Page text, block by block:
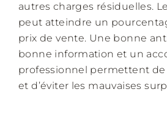
autres charges résiduelles.
peut atteindre un
prix de vente. Une bonne
bonne information et un
professionnel permettent
et d’éviter les mauvaises